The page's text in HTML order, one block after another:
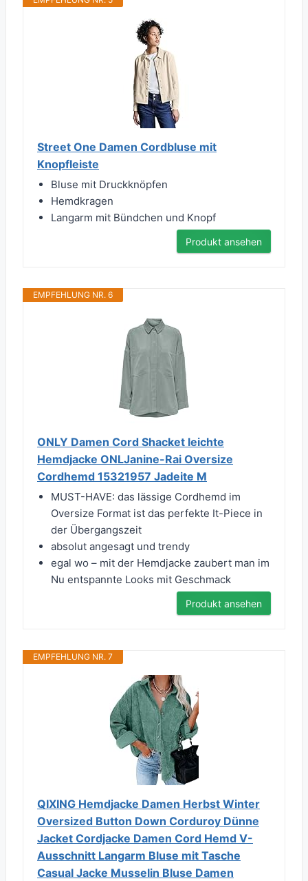
Street One Damen Cordbluse mit
Knopfleiste
Bluse mit Druckknöpfen
Hemdkragen
Langarm mit Bündchen und Knopf
Produkt ansehen
EMPFEHLUNG NR. 6
ONLY Damen Cord Shacket leichte
Hemdjacke ONLJanine-Rai Oversize
Cordhemd 15321957 Jadeite M
MUST-HAVE: das lässige Cordhemd im
Oversize Format ist das perfekte It-Piece in
der Übergangszeit
absolut angesagt und trendy
egal wo – mit der Hemdjacke zaubert man im
Nu entspannte Looks mit Geschmack
Produkt ansehen
EMPFEHLUNG NR. 7
QIXING Hemdjacke Damen Herbst Winter
Oversized Button Down Corduroy Dünne
Jacket Cordjacke Damen Cord Hemd V-
Ausschnitt Langarm Bluse mit Tasche
Casual Jacke Musselin Bluse Damen